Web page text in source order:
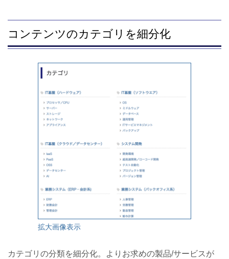
コンテンツのカテゴリを細分化
拡大画像表示
カテゴリの分類を細分化。よりお求めの製品/サービスが